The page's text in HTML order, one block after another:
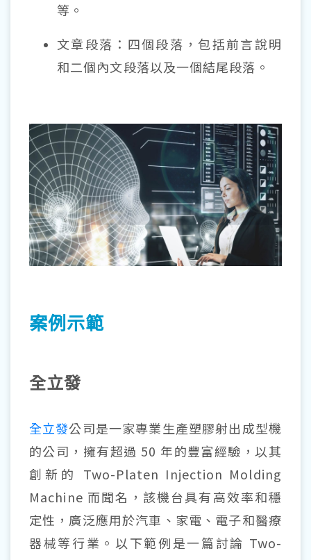
等。
文章段落：四個段落，包括前言說明
和二個內文段落以及一個結尾段落。
案例示範
全立發
全立發公司是一家專業生產塑膠射出成型機
的公司，擁有超過 50 年的豐富經驗，以其
創新的 Two-Platen Injection Molding
Machine 而聞名，該機台具有高效率和穩
定性，廣泛應用於汽車、家電、電子和醫療
器械等行業。以下範例是一篇討論 Two-